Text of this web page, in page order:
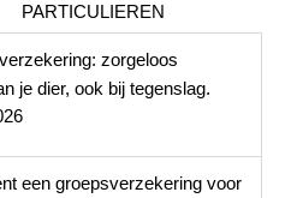
PARTICULIEREN
zorgeloos
je dier, ook bij tegenslag.
een groepsverzekering voor